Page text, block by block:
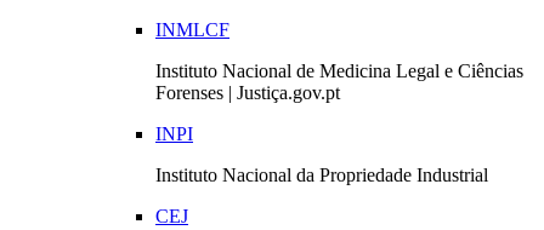
INMLCF
Instituto Nacional de Medicina Legal e Ciências
Forenses | Justiça.gov.pt
INPI
Instituto Nacional da Propriedade Industrial
CEJ